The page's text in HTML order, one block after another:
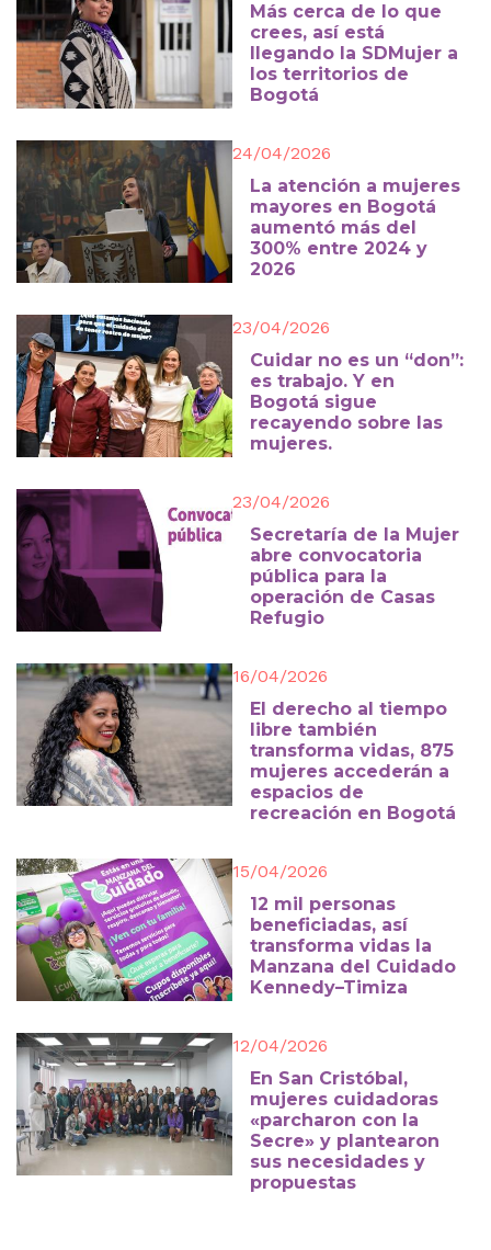
Más cerca de lo que
crees, así está
llegando la SDMujer a
los territorios de
Bogotá
24/04/2026
La atención a mujeres
mayores en Bogotá
aumentó más del
300% entre 2024 y
2026
23/04/2026
Cuidar no es un “don”:
es trabajo. Y en
Bogotá sigue
recayendo sobre las
mujeres.
23/04/2026
Secretaría de la Mujer
abre convocatoria
pública para la
operación de Casas
Refugio
16/04/2026
El derecho al tiempo
libre también
transforma vidas, 875
mujeres accederán a
espacios de
recreación en Bogotá
15/04/2026
12 mil personas
beneficiadas, así
transforma vidas la
Manzana del Cuidado
Kennedy–Timiza
12/04/2026
En San Cristóbal,
mujeres cuidadoras
«parcharon con la
Secre» y plantearon
sus necesidades y
propuestas